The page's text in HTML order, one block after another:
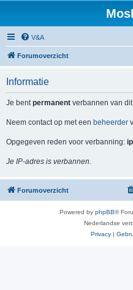
V&A
Forumoverzicht
Informatie
Je bentpermanent verbannen van
Neem contact op met een beheerder
Opgegeven reden voor verbanning:
Je IP-adres is verbannen.
Forumoverzicht
Powered by phpBB®
Nederlandse
Privacy |